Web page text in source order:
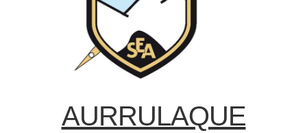
AURRULAQUE